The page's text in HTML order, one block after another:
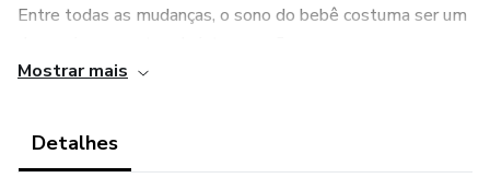
Entre todas as mudanças, o sono do bebê costuma ser um
"Por que meu bebê não dorme a noite toda?"
Mostrar mais
Detalhes